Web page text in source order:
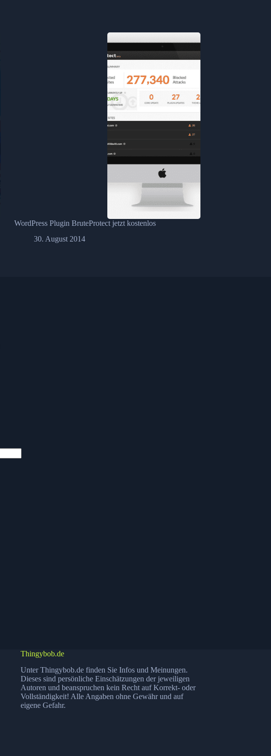
WordPress Plugin BruteProtect jetzt kostenlos
30. August 2014
Thingybob.de
Unter Thingybob.de finden Sie Infos und Meinungen.
Dieses sind persönliche Einschätzungen der jeweiligen
Autoren und beanspruchen kein Recht auf Korrekt- oder
Vollständigkeit! Alle Angaben ohne Gewähr und auf
eigene Gefahr.